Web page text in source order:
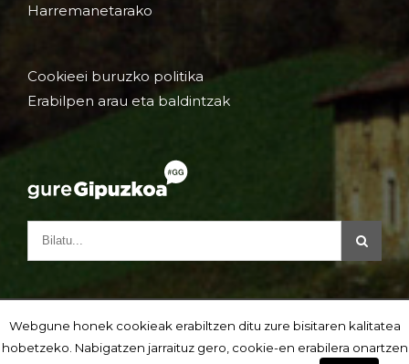
Harremanetarako
Cookieei buruzko politika
Erabilpen arau eta baldintzak
Webgune honek cookieak erabiltzen ditu zure bisitaren kalitatea
hobetzeko. Nabigatzen jarraituz gero, cookie-en erabilera onartzen